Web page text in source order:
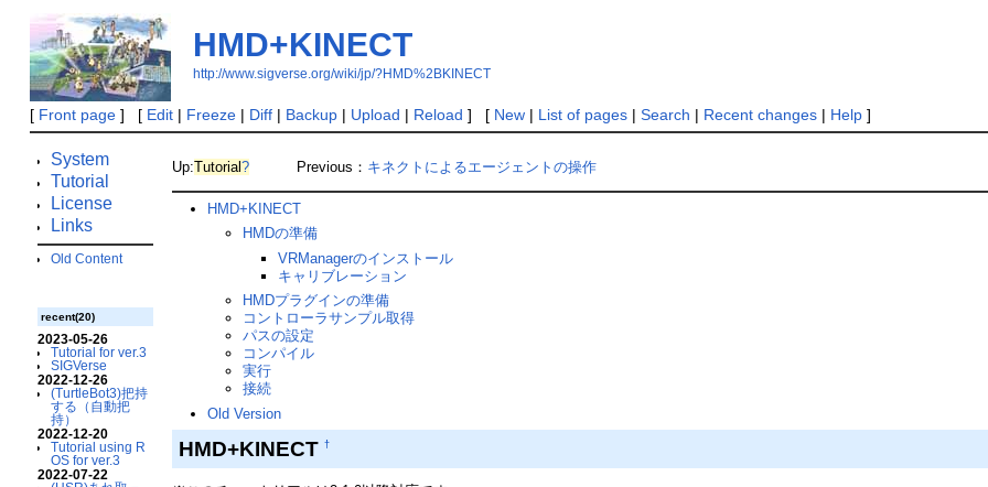
HMD+KINECT
http://www.sigverse.org/wiki/jp/?HMD%2BKINECT
[ Front page] [ Edit| Freeze| Diff| Backup| Upload | Reload ] [ New| List of pages| Search | Recent changes| Help]
System
Tutorial
License
Links
Old Content
recent(20)
2023-05-26
Tutorial for ver.3
SIGVerse
2022-12-26
(TurtleBot3)把持
する（自動把
持）
2022-12-20
Tutorial using R
OS for ver.3
2022-07-22
Up:Tutorial? Previous： キネクトによるエージェントの操作
HMD+KINECT
HMDの準備
VRManagerのインストール
キャリブレーション
HMDプラグインの準備
コントローラサンプル取得
パスの設定
コンパイル
実行
接続
Old Version
HMD+KINECT†